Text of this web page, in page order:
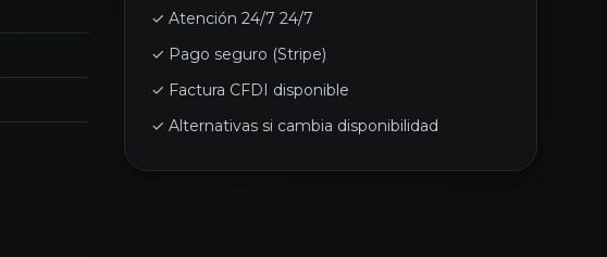
✓ Atención 24/7 24/7
✓ Pago seguro (Stripe)
✓ Factura CFDI disponible
✓ Alternativas si cambia disponibilidad